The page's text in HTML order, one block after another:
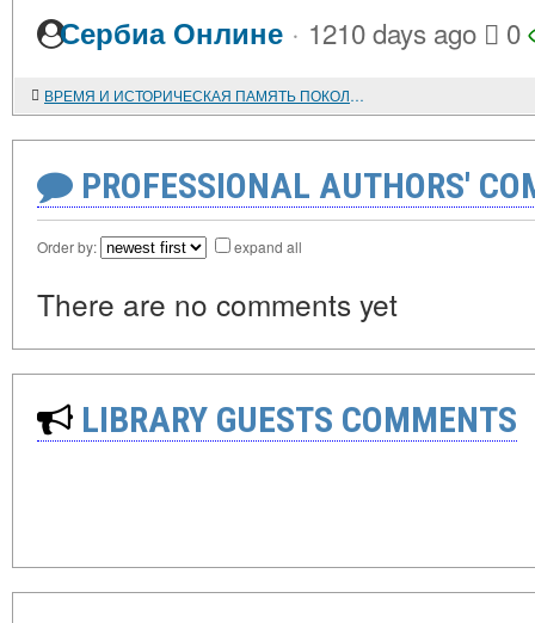
Сербиа Онлине · 1210 days ago 0
ВРЕМЯ И ИСТОРИЧЕСКАЯ ПАМЯТЬ ПОКОЛЕНИЙ О ВЕЛИКОЙ ОТЕЧЕСТВЕННОЙ ВОЙНЕ
PROFESSIONAL AUTHORS'
Order by: expand all
There are no comments yet
LIBRARY GUESTS COMMENTS